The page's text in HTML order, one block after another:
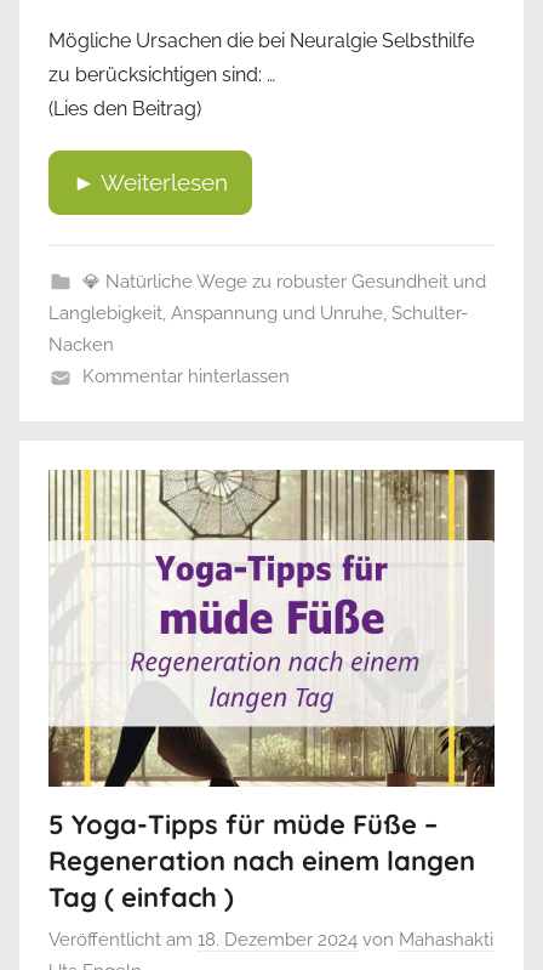
Mögliche Ursachen die bei Neuralgie Selbsthilfe
zu berücksichtigen sind: …
(Lies den Beitrag)
► Weiterlesen
💎 Natürliche Wege zu robuster Gesundheit und
Langlebigkeit, Anspannung und Unruhe, Schulter-
Nacken
Kommentar hinterlassen
5 Yoga-Tipps für müde Füße –
Regeneration nach einem langen
Tag ( einfach )
Veröffentlicht am 18. Dezember 2024 von Mahashakti